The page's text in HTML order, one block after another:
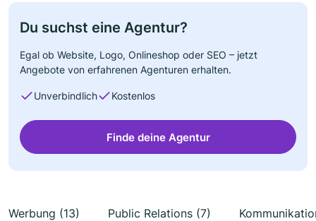
Du suchst eine Agentur?
Egal ob Website, Logo, Onlineshop oder SEO – jetzt
Angebote von erfahrenen Agenturen erhalten.
Unverbindlich Kostenlos
Finde deine Agentur
Werbung (13) Public Relations (7)